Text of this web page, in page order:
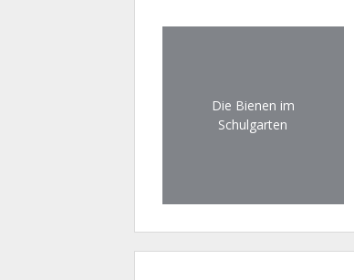
Die Bienen im
Schulgarten